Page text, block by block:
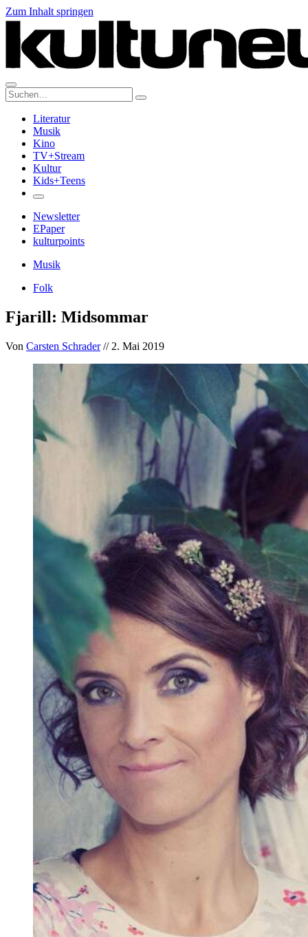
Zum Inhalt springen
Suche:
Literatur
Musik
Kino
TV+Stream
Kultur
Kids+Teens
Newsletter
EPaper
kulturpoints
Musik
Folk
Fjarill: Midsommar
Von Carsten Schrader// 2. Mai 2019